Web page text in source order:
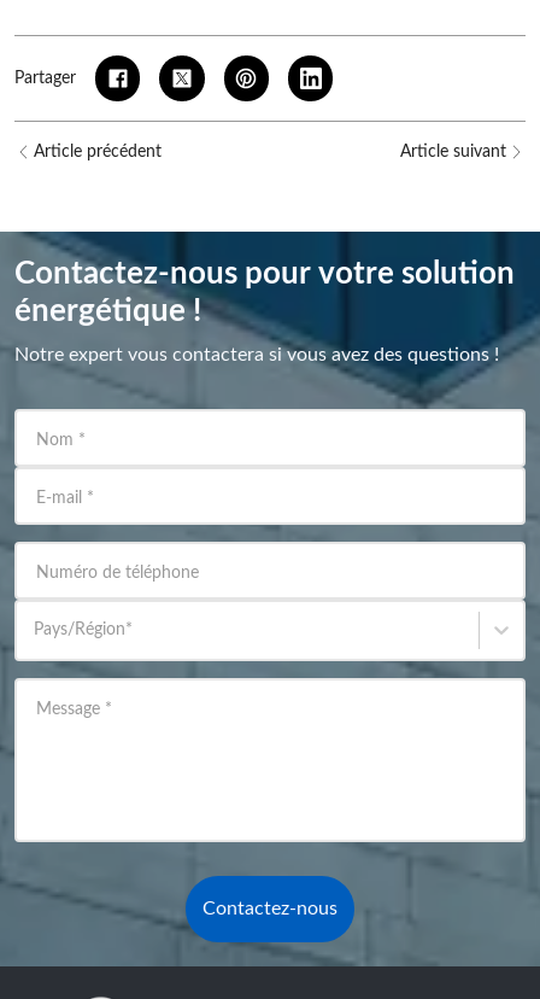
Partager
Article précédent Article suivant
Contactez-nous pour votre solution
énergétique !
Notre expert vous contactera si vous avez des questions !
Nom *
E-mail *
Numéro de téléphone
Pays/Région*
Message *
Contactez-nous